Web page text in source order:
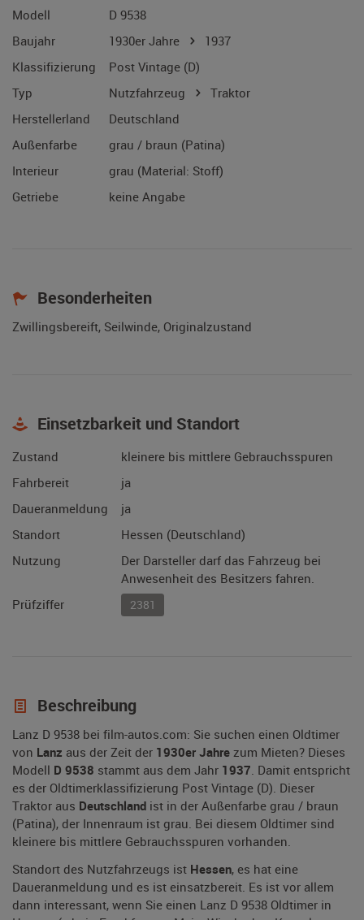
Modell
D 9538
Baujahr
1930er Jahre
1937
Klassifizierung
Post Vintage (D)
Typ
Nutzfahrzeug
Traktor
Herstellerland
Deutschland
Außenfarbe
grau / braun (Patina)
Interieur
grau (Material: Stoff)
Getriebe
keine Angabe
Besonderheiten
Zwillingsbereift, Seilwinde, Originalzustand
Einsetzbarkeit und Standort
Zustand
kleinere bis mittlere Gebrauchsspuren
Fahrbereit
ja
Daueranmeldung
ja
Standort
Hessen (Deutschland)
Nutzung
Der Darsteller darf das Fahrzeug bei
Anwesenheit des Besitzers fahren.
Prüfziffer
2381
Beschreibung
Lanz D 9538 bei film-autos.com: Sie suchen einen Oldtimer
von Lanz aus der Zeit der 1930er Jahre zum Mieten? Dieses
Modell D 9538 stammt aus dem Jahr 1937. Damit entspricht
es der Oldtimerklassifizierung Post Vintage (D). Dieser
Traktor aus Deutschland ist in der Außenfarbe grau / braun
(Patina), der Innenraum ist grau. Bei diesem Oldtimer sind
kleinere bis mittlere Gebrauchsspuren vorhanden.
Standort des Nutzfahrzeugs ist Hessen, es hat eine
Daueranmeldung und es ist einsatzbereit. Es ist vor allem
dann interessant, wenn Sie einen Lanz D 9538 Oldtimer in